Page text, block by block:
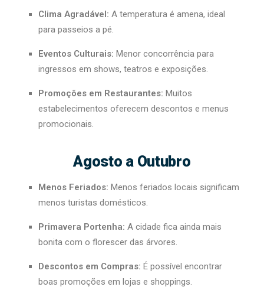
Clima Agradável: A temperatura é amena, ideal
para passeios a pé.
Eventos Culturais: Menor concorrência para
ingressos em shows, teatros e exposições.
Promoções em Restaurantes: Muitos
estabelecimentos oferecem descontos e menus
promocionais.
Agosto a Outubro
Menos Feriados: Menos feriados locais significam
menos turistas domésticos.
Primavera Portenha: A cidade fica ainda mais
bonita com o florescer das árvores.
Descontos em Compras: É possível encontrar
boas promoções em lojas e shoppings.